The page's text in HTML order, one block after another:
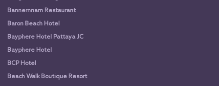
Bannernnam Restaurant
Baron Beach Hotel
Bayphere Hotel Pattaya JC
Bayphere Hotel
BCP Hotel
Beach Walk Boutique Resort